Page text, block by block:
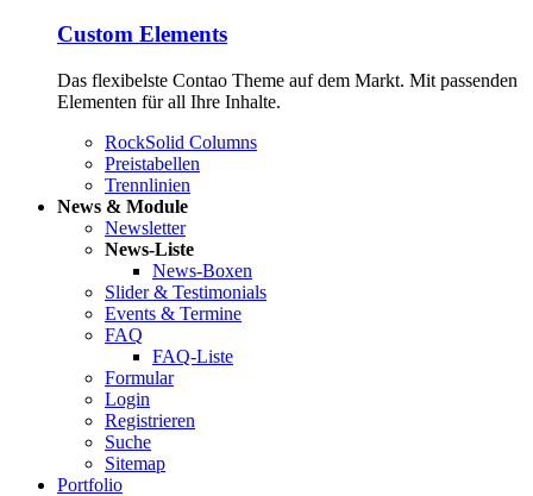
Custom Elements
Das flexibelste Contao Theme auf dem Markt. Mit passenden
Elementen für all Ihre Inhalte.
RockSolid Columns
Preistabellen
Trennlinien
News & Module
Newsletter
News-Liste
News-Boxen
Slider & Testimonials
Events & Termine
FAQ
FAQ-Liste
Formular
Login
Registrieren
Suche
Sitemap
Portfolio